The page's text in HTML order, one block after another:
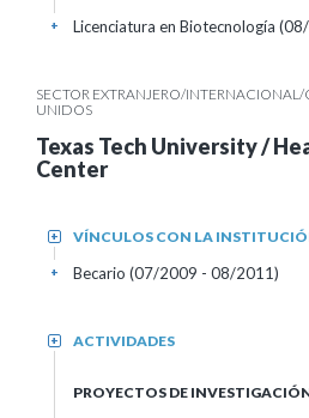
Licenciatura en Biotecnología
+
SECTOR EXTRANJERO/INTERNACIONAL/
UNIDOS
Texas Tech University /
Center
VÍNCULOS CON LA
+
Becario (07/2009 - 08/2011)
+
ACTIVIDADES
+
PROYECTOS DE